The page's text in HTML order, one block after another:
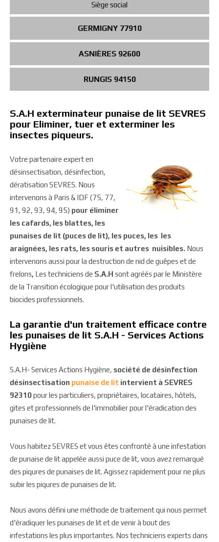
Siège social
GERMIGNY 77910
ASNIÈRES 92600
RUNGIS 94150
S.A.H exterminateur punaise de lit SEVRES
pour Eliminer, tuer et exterminer les
insectes piqueurs.
Votre partenaire expert en
désinsectisation, désinfection,
dératisation SEVRES. Nous
intervenons à Paris & IDF (75, 77,
91, 92, 93, 94, 95) pour éliminer
les cafards, les blattes, les
punaises de lit (puces de lit), les puces, les les
araignées, les rats, les souris et autres nuisibles. Nous
intervenons aussi pour la destruction de nid de guêpes et de
frelons, Les techniciens de S.A.H sont agréés par le Ministère
de la Transition écologique pour l'utilisation des produits
biocides professionnels.
La garantie d'un traitement efficace contre
les punaises de lit S.A.H - Services Actions
Hygiène
S.A.H- Services Actions Hygiène, société de désinfection
désinsectisation punaise de lit intervient à SEVRES
92310pour les particuliers, propriétaires, locataires, hôtels,
gites et professionnels de l'immobilier pour l'éradication des
punaises de lit.
Vous habitez SEVRES et vous êtes confronté à une infestation
de punaise de lit appelée aussi puce de lit, vous avez remarqué
des piqures de punaises de lit. Agissez rapidement pour ne plus
subir les piqures de punaises de lit.
Nous avons défini une méthode de traitement qui nous permet
d'éradiquer les punaises de lit et de venir à bout des
infestations les plus importantes. Nos techniciens experts dans